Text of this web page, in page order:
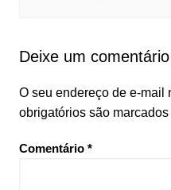
Deixe um comentário
O seu endereço de e-mail
obrigatórios são marcados
Comentário *